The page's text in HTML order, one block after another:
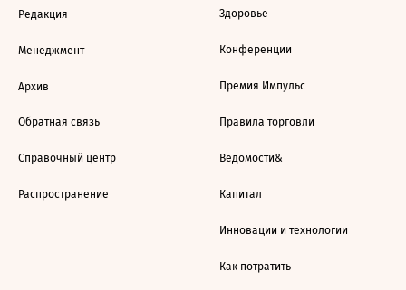
Редакция
Менеджмент
Архив
Обратная связь
Справочный центр
Распространение
Здоровье
Конференции
Премия Импульс
Правила торговли
Ведомости&
Капитал
Инновации и технологии
Как потратить